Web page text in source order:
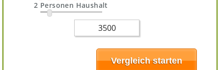
2 Personen Haushalt